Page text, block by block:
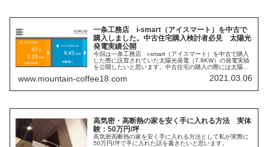
一条工務店 i-smart（アイスマート）を中古で
購入しました。中古住宅購入検討者必見 太陽光
発電実績公開
今回は一条工務店 i-smart（アイスマート）を中古で購入
した際に設置されていた太陽光発電（7.8KW）の発電実績
を公開したいと思います。中古住宅の購入の際には太陽光
えている人は必見です。
www.mountain-coffee18.com 2021.03.06
高気密・高断熱の家を安く手に入れる方法 実体
験：50万円/坪
高気密高断熱の家を安く手に入れる方法として私が実際に
50万円/坪で手に入れた話を書きたいと思います。